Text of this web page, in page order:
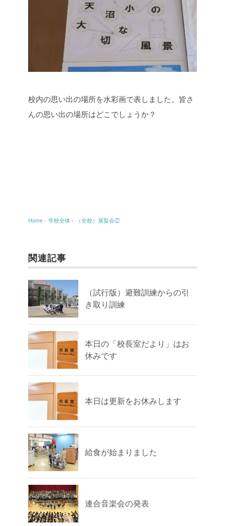
校内の思い出の場所を水彩画で表しました。皆さ
んの思い出の場所はどこでしょうか？
Home › 学校全体 › （全校）展覧会②
関連記事
（試行版）避難訓練からの引
き取り訓練
本日の「校長室だより」はお
休みです
本日は更新をお休みします
給食が始まりました
連合音楽会の発表